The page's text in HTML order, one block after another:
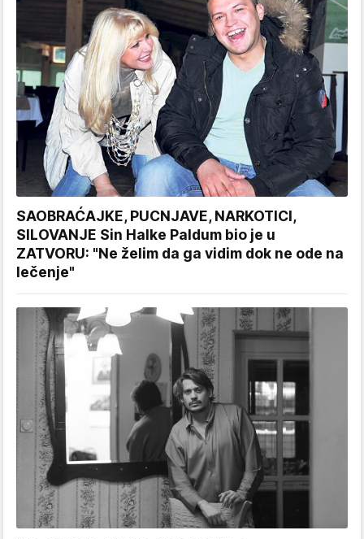
SAOBRAĆAJKE, PUCNJAVE, NARKOTICI,
SILOVANJE Sin Halke Paldum bio je u
ZATVORU: "Ne želim da ga vidim dok ne ode na
lečenje"